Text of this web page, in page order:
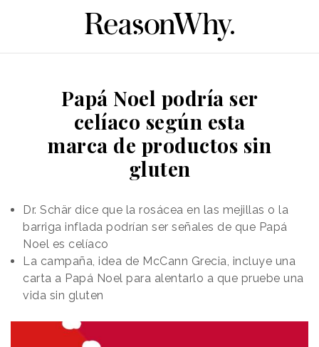
Papá Noel podría ser
celíaco según esta
marca de productos sin
gluten
Dr. Schär dice que la rosácea en las mejillas o la
barriga inflada podrían ser señales de que Papá
Noel es celíaco
La campaña, idea de McCann Grecia, incluye una
carta a Papá Noel para alentarlo a que pruebe una
vida sin gluten